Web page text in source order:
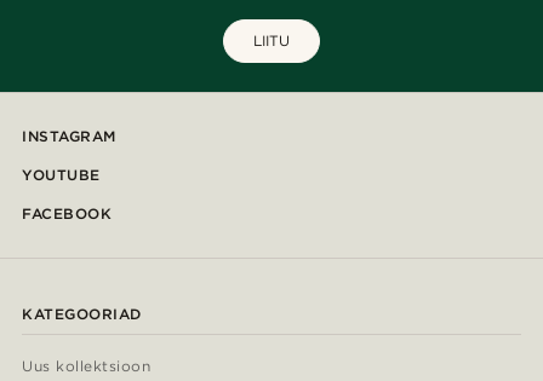
LIITU
INSTAGRAM
YOUTUBE
FACEBOOK
KATEGOORIAD
Uus kollektsioon